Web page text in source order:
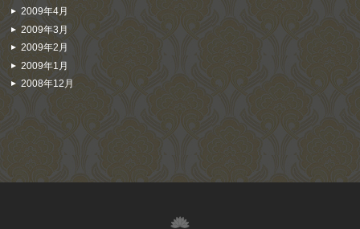
2009年4月
2009年3月
2009年2月
2009年1月
2008年12月